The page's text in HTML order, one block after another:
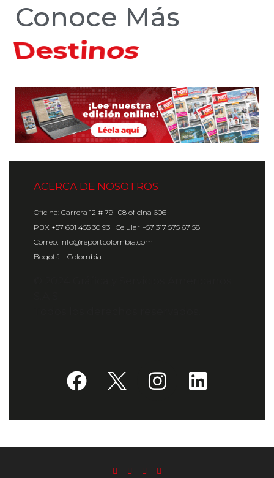
Conoce Más
Hoteles
ACERCA DE NOSOTROS
Oficina: Carrera 12 # 79 -08 oficina 606
PBX +57 601 455 30 93 | Celular +57 317 575 67 58
Correo: info@reportcolombia.com
Bogotá – Colombia